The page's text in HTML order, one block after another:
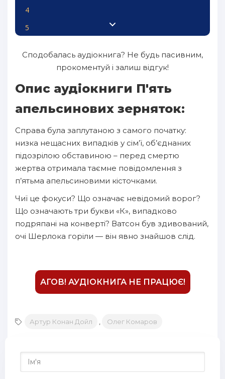
4
5
10
11
13
Сподобалась аудіокнига? Не будь пасивним,
прокоментуй і залиш відгук!
Опис аудіокниги П'ять
апельсинових зерняток:
Справа була заплутаною з самого початку:
низка нещасних випадків у сім’ї, об’єднаних
підозрілою обставиною – перед смертю
жертва отримала таємне повідомлення з
п’ятьма апельсиновими кісточками.
Чиї це фокуси? Що означає невідомий ворог?
Що означають три букви «К», випадково
подряпані на конверті? Ватсон був здивований,
очі Шерлока горіли — він явно знайшов слід.
АГОВ! АУДІОКНИГА НЕ ПРАЦЮЄ!
Артур Конан Дойл Олег Комаров